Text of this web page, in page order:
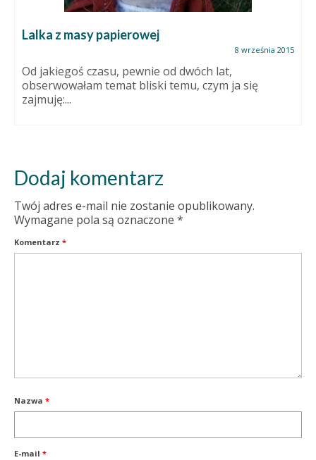
Lalka z masy papierowej
8 września 2015
Od jakiegoś czasu, pewnie od dwóch lat,
obserwowałam temat bliski temu, czym ja się
zajmuję:...
Dodaj komentarz
Twój adres e-mail nie zostanie opublikowany.
Wymagane pola są oznaczone *
Komentarz *
Nazwa *
E-mail *